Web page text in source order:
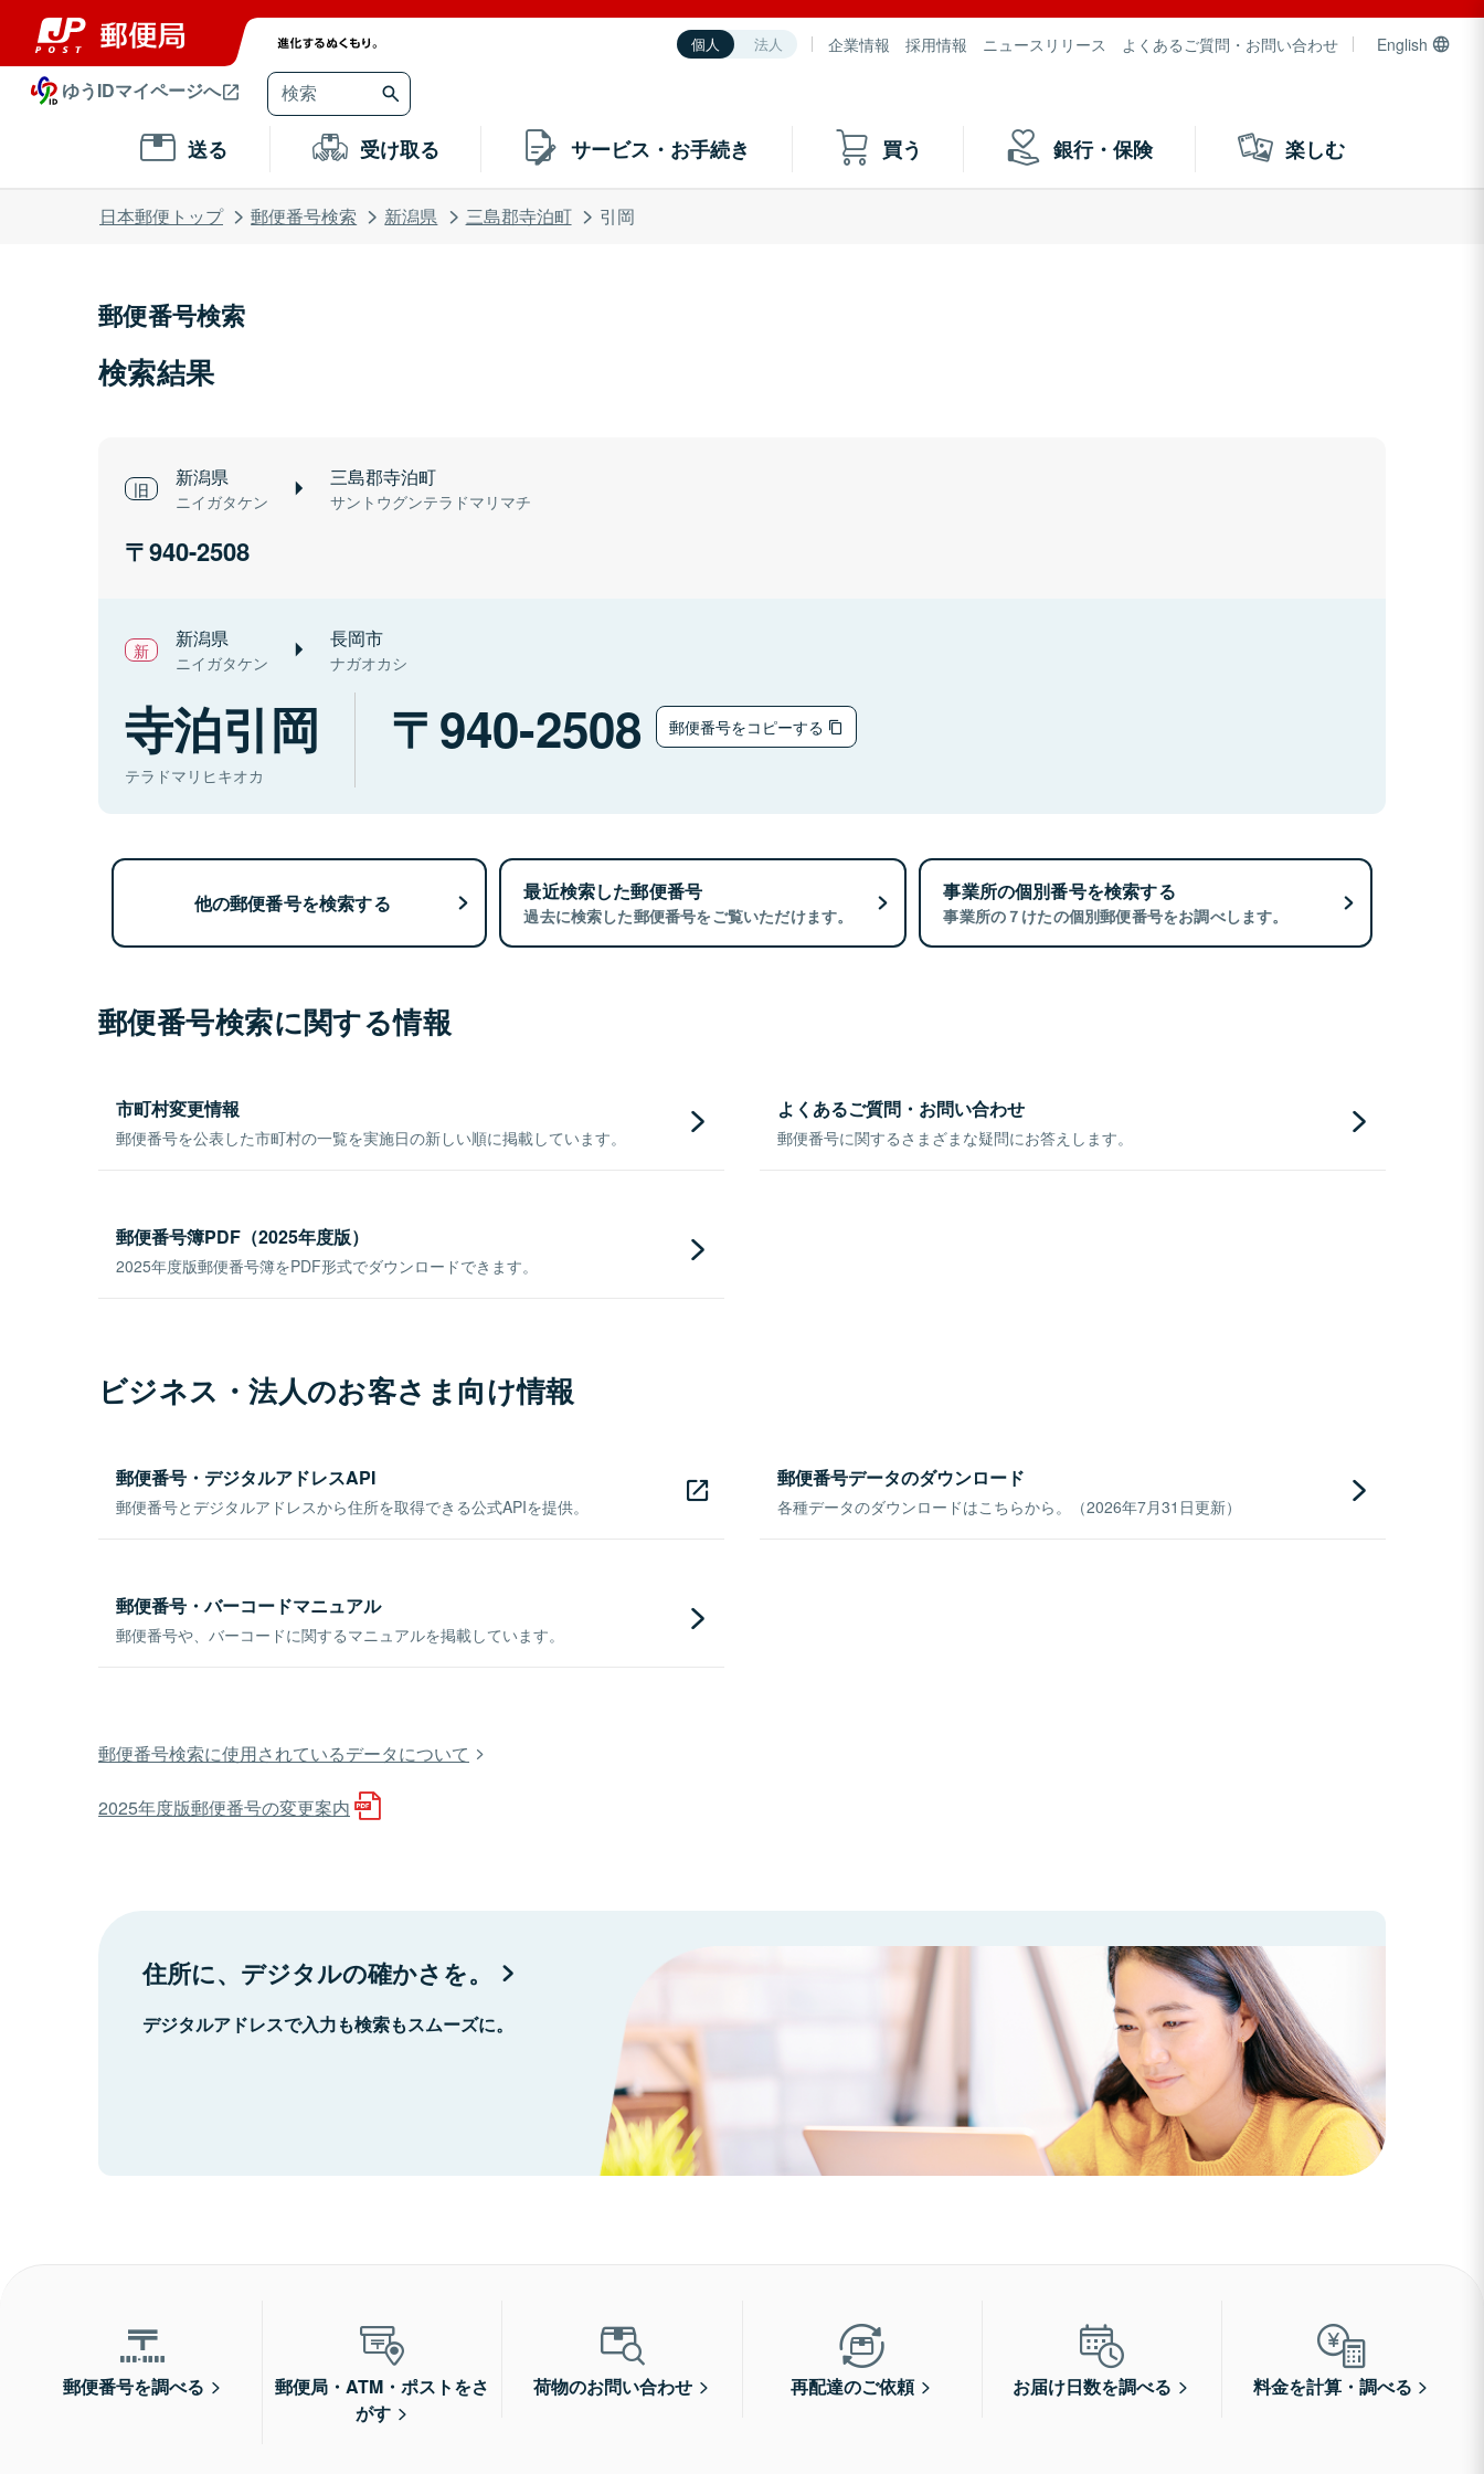
個人 法人 企業情報 採用情報 ニュースリリース よくあるご質問・お問い合わせ English
ゆうIDマイページへ
送る 受け取る サービス・お手続き 買う 銀行・保険 楽しむ
日本郵便トップ 郵便番号検索 新潟県 三島郡寺泊町 引岡
郵便番号検索
検索結果
新潟県
ニイガタケン
三島郡寺泊町
サントウグンテラドマリマチ
940-2508
新潟県
ニイガタケン
長岡市
ナガオカシ
寺泊引岡
テラドマリヒキオカ
940-2508 郵便番号をコピーする
他の郵便番号を検索する 最近検索した郵便番号
過去に検索した郵便番号をご覧いただけます。
事業所の個別番号を検索する
事業所の７けたの個別郵便番号をお調べします。
郵便番号検索に関する情報
市町村変更情報
郵便番号を公表した市町村の一覧を実施日の新しい順に掲載しています。
よくあるご質問・お問い合わせ
郵便番号に関するさまざまな疑問にお答えします。
郵便番号簿PDF（2025年度版）
2025年度版郵便番号簿をPDF形式でダウンロードできます。
ビジネス・法人のお客さま向け情報
郵便番号・デジタルアドレスAPI
郵便番号とデジタルアドレスから住所を取得できる公式APIを提供。
郵便番号データのダウンロード
各種データのダウンロードはこちらから。（2026年7月31日更新）
郵便番号・バーコードマニュアル
郵便番号や、バーコードに関するマニュアルを掲載しています。
郵便番号検索に使用されているデータについて
2025年度版郵便番号の変更案内
住所に、デジタルの確かさを。
デジタルアドレスで入力も検索もスムーズに。
郵便番号を調べる
郵便局・ATM・ポストをさ
がす
荷物のお問い合わせ 再配達のご依頼 お届け日数を調べる 料金を計算・調べる